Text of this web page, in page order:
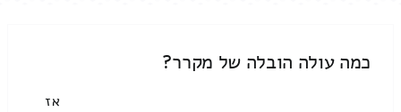
כמה עולה הובלה של מקרר?
אז